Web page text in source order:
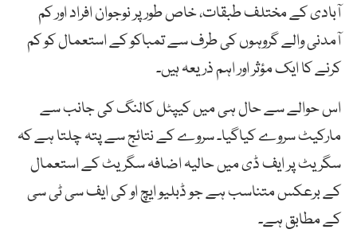
آبادی کے مختلف طبقات، خاص طور پر نوجوان افراد اور کم
آمدنی والے گروہوں کی طرف سے تمباکو کے استعمال کو کم
کرنے کا ایک مؤثر اور اہم ذریعہ ہیں۔
اس حوالے سے حال ہی میں کیپٹل کالنگ کی جانب سے
مارکیٹ سروے کیاگیا۔ سروے کے نتائج سے پتہ چلتا ہے کہ
سگریٹ پر ایف ڈی میں حالیہ اضافہ سگریٹ کے استعمال
کے برعکس متناسب ہے جو ڈبلیو ایچ او کی ایف سی ٹی سی
کے مطابق ہے۔